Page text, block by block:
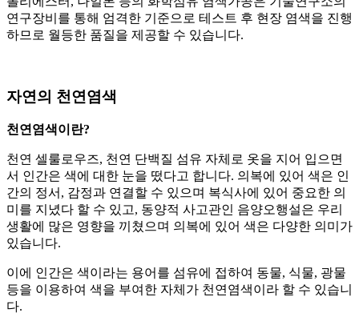
연구장비를 통해 엄격한 기준으로 테스트 후 현장 염색을 진행
하므로 월등한 품질을 제공할 수 있습니다.
자연의 천연염색
천연염색이란?
천연 셀룰로우즈, 천연 단백질 섬유 자체로 옷을 지어 입으면
서 인간은 색에 대한 눈을 떴다고 합니다. 의복에 있어 색은 인
간의 정서, 감정과 연결할 수 있으며 복식사에 있어 중요한 의
미를 지녔다 할 수 있고, 동양적 사고관인 음양오행설은 우리
생활에 많은 영향을 끼쳤으며 의복에 있어 색은 다양한 의미가
있습니다.
이에 인간은 색이라는 용어를 섬유에 접하여 동물, 식물, 광물
등을 이용하여 색을 부여한 자체가 천연염색이라 할 수 있습니
다.